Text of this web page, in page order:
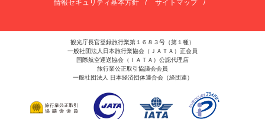
情報セキュリティ基本方針 サイトマップ
観光庁長官登録旅行業第１６８３号（第１種）
一般社団法人日本旅行業協会（ＪＡＴＡ）正会員
国際航空運送協会（ＩＡＴＡ）公認代理店
旅行業公正取引協議会会員
一般社団法人 日本経済団体連合会（経団連）